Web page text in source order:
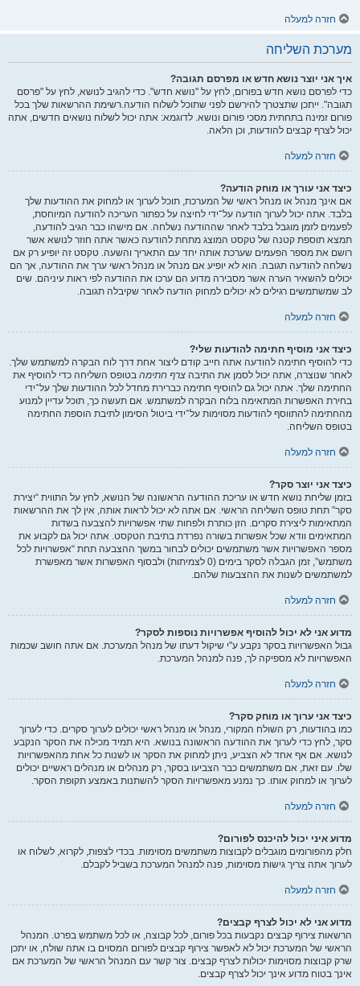
חזרה למעלה
מערכת השליחה
איך אני יוצר נושא חדש או מפרסם תגובה?
כדי לפרסם נושא חדש בפורום, לחץ על "נושא חדש". כדי להגיב לנושא, לחץ על "פרסם
תגובה". ייתכן שתצטרך להירשם לפני שתוכל לשלוח הודעה.רשימת ההרשאות שלך בכל
פורום זמינה בתחתית מסכי פורום ונושא. לדוגמא: אתה יכול לשלוח נושאים חדשים, אתה
יכול לצרף קבצים להודעות, וכן הלאה.
חזרה למעלה
כיצד אני עורך או מוחק הודעה?
אם אינך מנהל או מנהל ראשי של המערכת, תוכל לערוך או למחוק את ההודעות שלך
בלבד. אתה יכול לערוך הודעה על־ידי לחיצה על כפתור העריכה להודעה המיוחסת,
לפעמים לזמן מוגבל בלבד לאחר שההודעה נשלחה. אם מישהו כבר הגיב להודעה,
תמצא תוספת קטנה של טקסט המוצג מתחת להודעה כאשר אתה חוזר לנושא אשר
רושם את מספר הפעמים שערכת אותה יחד עם התאריך והשעה. טקסט זה יופיע רק אם
נשלחה להודעה תגובה. הוא לא יופיע אם מנהל או מנהל ראשי ערך את ההודעה, אך הם
יכולים להשאיר הערה אשר מסבירה מדוע הם ערכו את ההודעה לפי ראות עיניהם. שים
לב שמשתמשים רגילים לא יכולים למחוק הודעה לאחר שקיבלה תגובה.
חזרה למעלה
כיצד אני מוסיף חתימה להודעות שלי?
כדי להוסיף חתימה להודעה אתה חייב קודם ליצור אחת דרך לוח הבקרה למשתמש שלך.
לאחר שנוצרה, אתה יכול לסמן את התיבה צרף חתימה בטופס השליחה כדי להוסיף את
החתימה שלך. אתה יכול גם להוסיף חתימה כברירת מחדל לכל ההודעות שלך על־ידי
בחירת האפשרות המתאימה בלוח הבקרה למשתמש. אם תעשה כך, תוכל עדיין למנוע
מהחתימה להתווסף להודעות מסוימות על־ידי ביטול הסימון לתיבת הוספת החתימה
בטופס השליחה.
חזרה למעלה
כיצד אני יוצר סקר?
בזמן שליחת נושא חדש או עריכת ההודעה הראשונה של הנושא, לחץ על התווית “יצירת
סקר” תחת טופס השליחה הראשי. אם אתה לא יכול לראות אותה, אין לך את ההרשאות
המתאימות ליצירת סקרים. הזן כותרת ולפחות שתי אפשרויות להצבעה בשדות
המתאימים וודא שכל אפשרות בשורה נפרדת בתיבת הטקסט. אתה יכול גם לקבוע את
מספר האפשרויות אשר משתמשים יכולים לבחור במשך ההצבעה תחת “אפשרויות לכל
משתמש”, זמן הגבלה לסקר בימים (0 לצמיתות) ולבסוף האפשרות אשר מאפשרת
למשתמשים לשנות את ההצבעות שלהם.
חזרה למעלה
מדוע אני לא יכול להוסיף אפשרויות נוספות לסקר?
גבול האפשרויות בסקר נקבע ע"י שיקול דעתו של מנהל המערכת. אם אתה חושב שכמות
האפשרויות לא מספיקה לך, פנה למנהל המערכת.
חזרה למעלה
כיצד אני ערוך או מוחק סקר?
כמו בהודעות, רק השולח המקורי, מנהל או מנהל ראשי יכולים לערוך סקרים. כדי לערוך
סקר, לחץ כדי לערוך את ההודעה הראשונה בנושא. היא תמיד מכילה את הסקר הנקבע
לנושא. אם אף אחד לא הצביע, ניתן למחוק את הסקר או לשנות כל אחת מהאפשרויות
שלו. עם זאת, אם משתמשים כבר הצביעו בסקר, רק מנהלים או מנהלים ראשיים יכולים
לערוך או למחוק אותו. כך נמנע מאפשרויות הסקר להשתנות באמצע תקופת הסקר.
חזרה למעלה
מדוע איני יכול להיכנס לפורום?
חלק מהפורומים מוגבלים לקבוצות משתמשים מסוימות. בכדי לצפות, לקרוא, לשלוח או
לערוך אתה צריך גישות מסוימות, פנה למנהל המערכת בשביל לקבלם.
חזרה למעלה
מדוע אני לא יכול לצרף קבצים?
הרשאות צירוף קבצים נקבעות בכל פורום, לכל קבוצה, או לכל משתמש בפרט. המנהל
הראשי של המערכת יכול לא לאפשר צירוף קבצים לפורום המסוים בו אתה שולח, או יתכן
שרק קבוצות מסוימות יכולות לצרף קבצים. צור קשר עם המנהל הראשי של המערכת אם
אינך בטוח מדוע אינך יכול לצרף קבצים.